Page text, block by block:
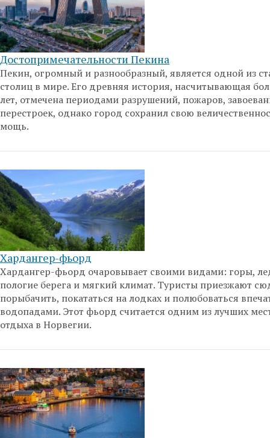
Достопримечательности Пекина
Пекин, огромный и разнообразный, является одной из
столиц в мире. Его древняя история, насчитывающая
лет, отмечена периодами разрушений, пожаров,
перестроек, однако город сохранил свою
мощь.
Хардангер-фьорд
Хардангер-фьорд очаровывает своими видами: горы,
пологие берега и мягкий климат. Туристы приезжают
порыбачить, покататься на лодках и полюбоваться
водопадами. Этот фьорд считается одним из лучших
отдыха в Норвегии.